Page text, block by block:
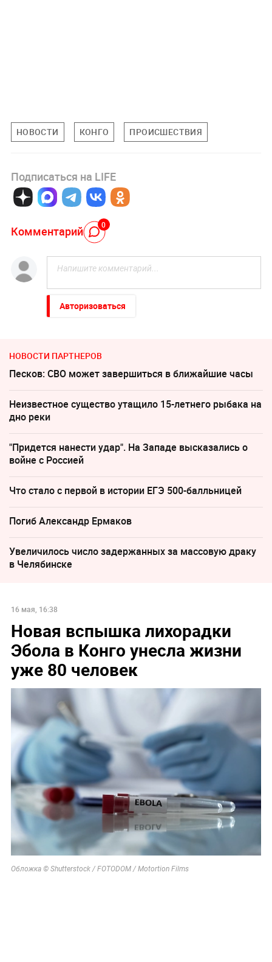
НОВОСТИ КОНГО ПРОИСШЕСТВИЯ
Подписаться на LIFE
Комментарий 0
Авторизоваться
НОВОСТИ ПАРТНЕРОВ
Песков: СВО может завершиться в ближайшие часы
Неизвестное существо утащило 15-летнего рыбака на
дно реки
"Придется нанести удар". На Западе высказались о
войне с Россией
Что стало с первой в истории ЕГЭ 500-балльницей
Погиб Александр Ермаков
Увеличилось число задержанных за массовую драку
в Челябинске
16 мая, 16:38
Новая вспышка лихорадки
Эбола в Конго унесла жизни
уже 80 человек
Обложка © Shutterstock / FOTODOM / Motortion Films